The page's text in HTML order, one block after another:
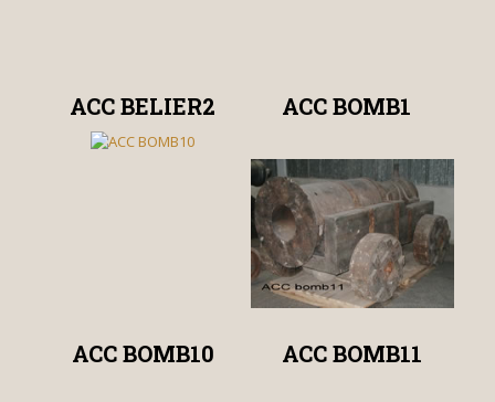
ACC BELIER2 ACC BOMB1
ACC BOMB10 ACC BOMB11